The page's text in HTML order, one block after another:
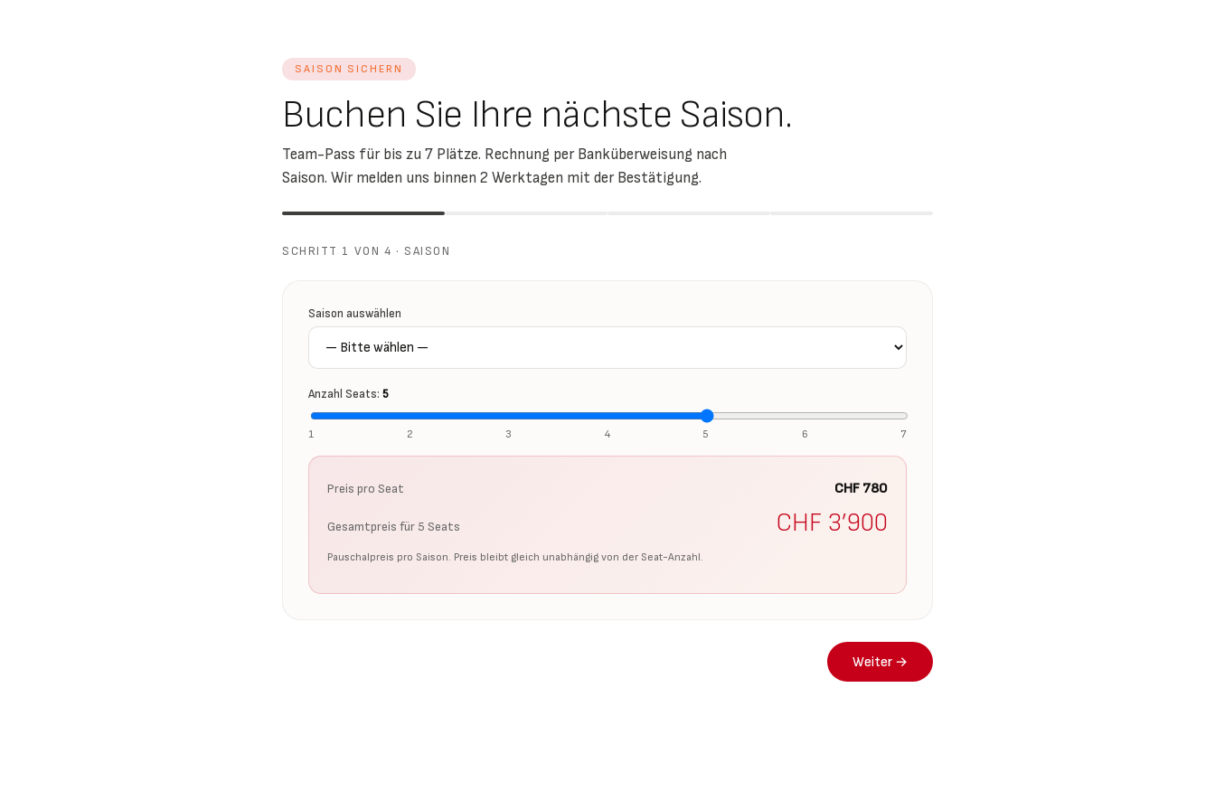
SAISON SICHERN
Buchen Sie Ihre nächste Saison.
Team-Pass für bis zu 7 Plätze. Rechnung per Banküberweisung nach
Saison. Wir melden uns binnen 2 Werktagen mit der Bestätigung.
SCHRITT 1 VON 4 ·SAISON
Saison auswählen
Anzahl Seats: 5
1 2 3 4 5 6 7
Preis pro Seat CHF 780
Gesamtpreis für 5 Seats CHF 3’900
Pauschalpreis pro Saison. Preis bleibt gleich unabhängig von der Seat-Anzahl.
Weiter →